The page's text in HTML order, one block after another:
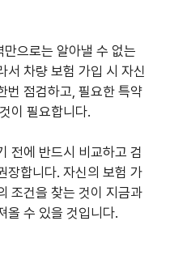
으로는 알아낼 수 없는
서 차량 보험 가입 시 자신
번 점검하고, 필요한 특약
이 필요합니다.
전에 반드시 비교하고 검
장합니다. 자신의 보험 가
조건을 찾는 것이 지금과
올 수 있을 것입니다.